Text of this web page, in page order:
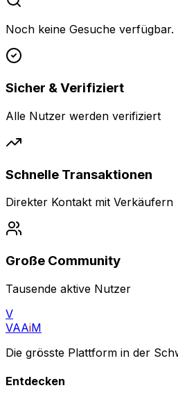
Noch keine Gesuche verfügbar.
Sicher & Verifiziert
Alle Nutzer werden verifiziert
Schnelle Transaktionen
Direkter Kontakt mit Verkäufern
Große Community
Tausende aktive Nutzer
V
VAAiM
Die grösste Plattform in der
Entdecken